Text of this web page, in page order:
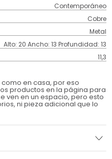
Contemporáneo
Cobre
Metal
Alto: 20 Ancho: 13 Profundidad: 13
11,3
en casa, por eso
productos en la página para
ven en un espacio, pero esto
ni pieza adicional que lo